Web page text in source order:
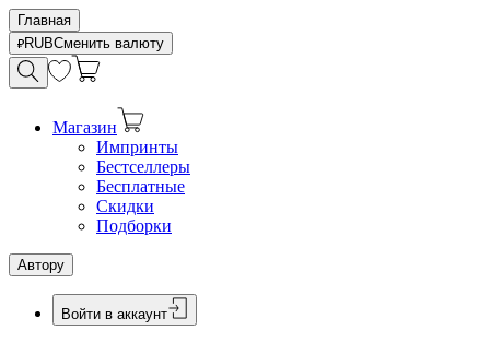
Главная
RUBСменить валюту
Магазин
Импринты
Бестселлеры
Бесплатные
Скидки
Подборки
Автору
Войти в аккаунт